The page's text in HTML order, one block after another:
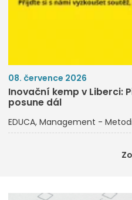
08. července 2026
Inovační kemp v Liberci:
posune dál
EDUCA Management -